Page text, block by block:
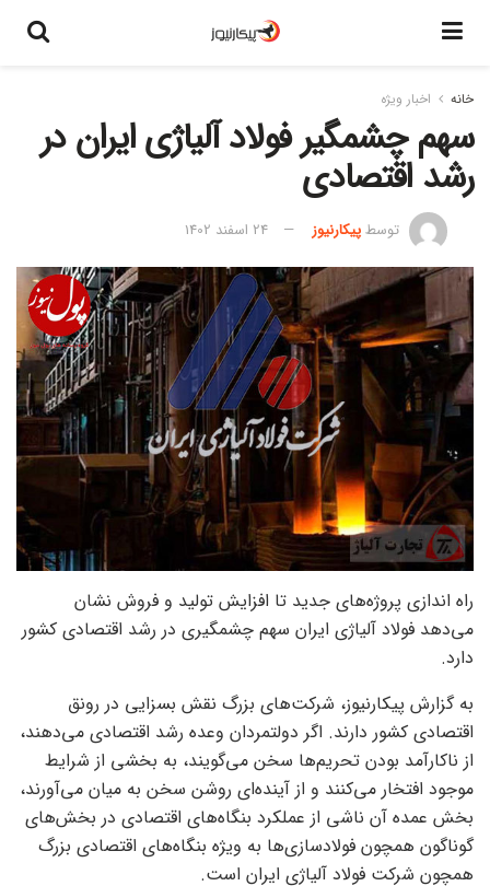
خانه اخبار ویژه
سهم چشمگیر فولاد آلیاژی ایران در
رشد اقتصادی
توسطپیکارنیوز 24 اسفند 1402
راه اندازی پروژه‌های جدید تا افزایش تولید و فروش نشان
می‌دهد فولاد آلیاژی ایران سهم چشمگیری در رشد اقتصادی کشور
دارد.
به گزارش پیکارنیوز، شرکت‌های بزرگ نقش بسزایی در رونق
اقتصادی کشور دارند. اگر دولتمردان وعده رشد اقتصادی می‌دهند،
از ناکارآمد بودن تحریم‌ها سخن می‌گویند، به بخشی از شرایط
موجود افتخار می‌کنند و از آینده‌ای روشن سخن به میان می‌آورند،
بخش عمده آن ناشی از عملکرد بنگاه‌های اقتصادی در بخش‌های
گوناگون همچون فولادسازی‌ها به ویژه بنگاه‌های اقتصادی بزرگ
همچون شرکت فولاد آلیاژی ایران است.